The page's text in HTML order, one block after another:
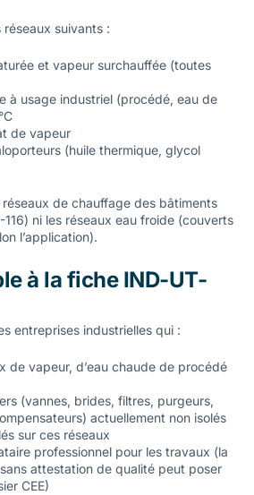
suivants :
et vapeur surchauffée (toutes
à usage industriel (procédé, eau de
de vapeur
(huile thermique, glycol
réseaux de chauffage des bâtiments
ni les réseaux eau froide (couverts
l’application).
à la fiche IND-UT-
entreprises industrielles qui :
de vapeur, d’eau chaude de procédé
(vannes, brides, filtres, purgeurs,
actuellement non isolés
sur ces réseaux
professionnel pour les travaux (la
attestation de qualité peut poser
CEE)